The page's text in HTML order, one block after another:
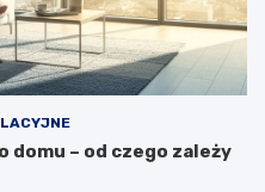
domu – od czego zależy